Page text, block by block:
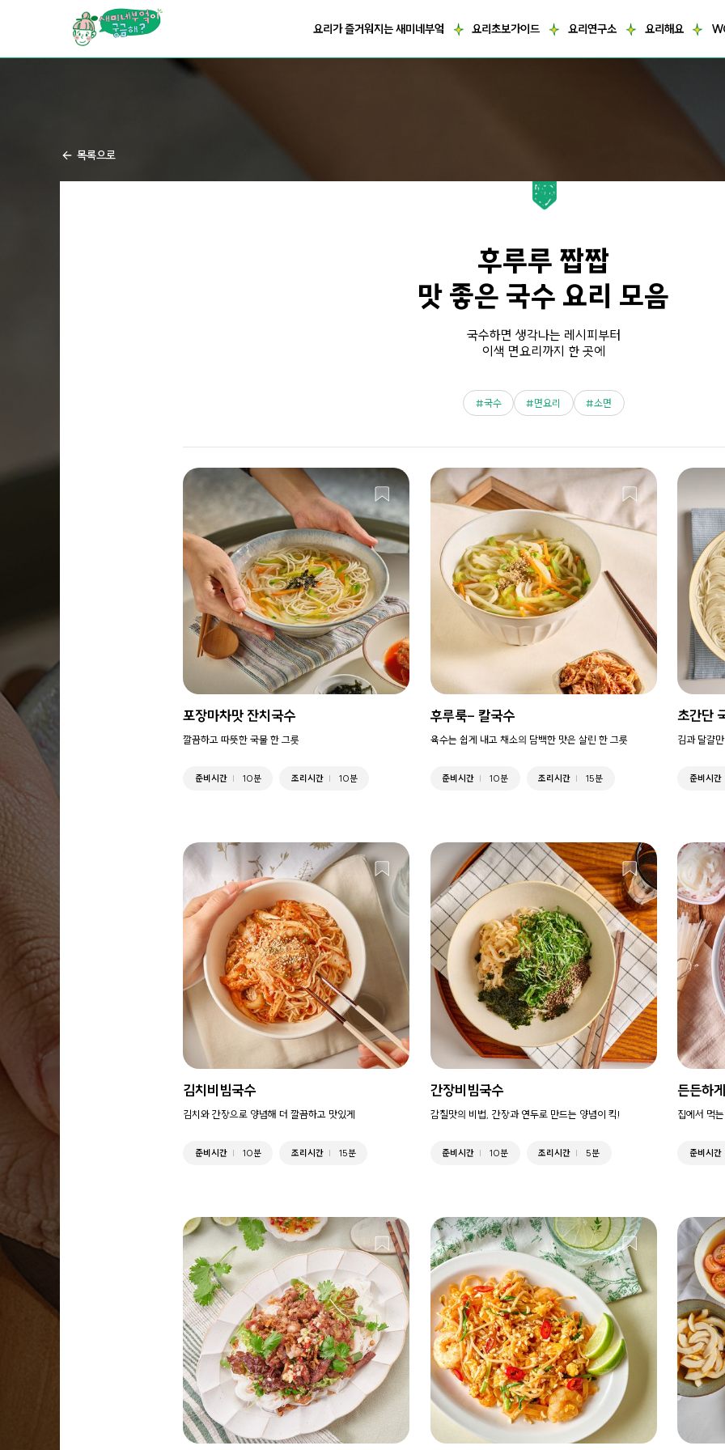
건강해지는
부엌
요리가 즐거워지는 새미네부엌 요리초보가이드 요리연구소 요리해요
목록으로
후루루 짭짭
맛 좋은 국수 요리 모음
국수하면 생각나는 레시피부터
이색 면요리까지 한 곳에
국수 면요리 소면
포장마차맛 잔치국수
깔끔하고 따뜻한 국물 한 그릇
준비시간 10분 조리시간 10분
후루룩- 칼국수
육수는 쉽게 내고 채소의 담백한 맛은 살린 한 그릇
준비시간 10분 조리시간 15분
초간단
김과 달걀
준비시간
김치비빔국수
김치와 간장으로 양념해 더 깔끔하고 맛있게
준비시간 10분 조리시간 15분
간장비빔국수
감칠맛의 비법, 간장과 연두로 만드는 양념이 킥!
준비시간 10분 조리시간 5분
든든하
집에서 먹
준비시간